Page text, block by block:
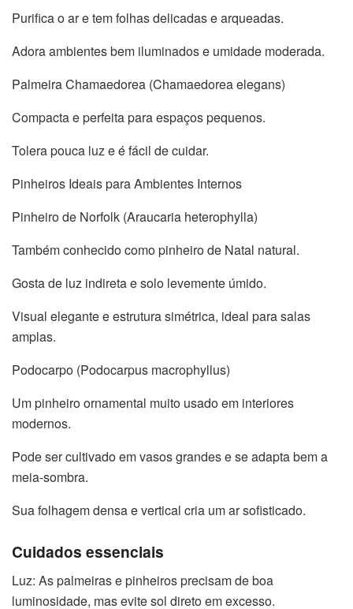
Purifica o ar e tem folhas delicadas e arqueadas.
Adora ambientes bem iluminados e umidade moderada.
Palmeira Chamaedorea (Chamaedorea elegans)
Compacta e perfeita para espaços pequenos.
Tolera pouca luz e é fácil de cuidar.
Pinheiros Ideais para Ambientes Internos
Pinheiro de Norfolk (Araucaria heterophylla)
Também conhecido como pinheiro de Natal natural.
Gosta de luz indireta e solo levemente úmido.
Visual elegante e estrutura simétrica, ideal para salas
amplas.
Podocarpo (Podocarpus macrophyllus)
Um pinheiro ornamental muito usado em interiores
modernos.
Pode ser cultivado em vasos grandes e se adapta bem a
meia-sombra.
Sua folhagem densa e vertical cria um ar sofisticado.
Cuidados essenciais
Luz: As palmeiras e pinheiros precisam de boa
luminosidade, mas evite sol direto em excesso.